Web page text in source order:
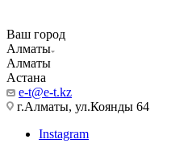
Ваш город
Алматы
Алматы
Астана
e-t@e-t.kz
г.Алматы, ул.Коянды 64
Instagram